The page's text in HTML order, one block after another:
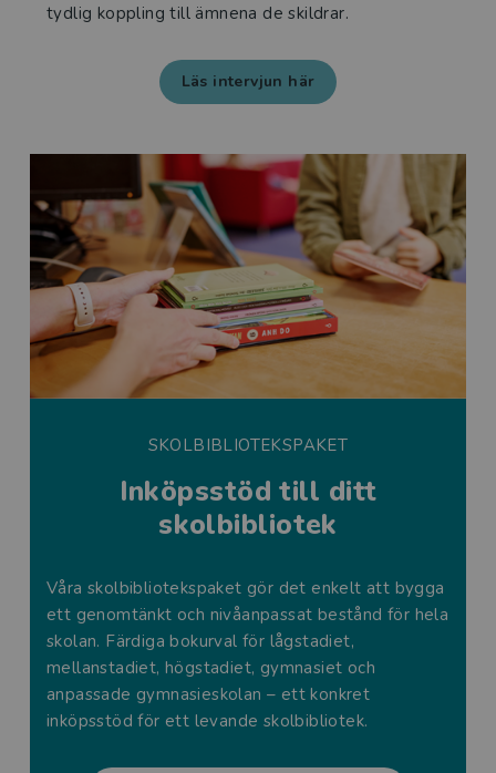
tydlig koppling till ämnena de skildrar.
Läs intervjun här
SKOLBIBLIOTEKSPAKET
Inköpsstöd till ditt
skolbibliotek
Våra skolbibliotekspaket gör det enkelt att bygga
ett genomtänkt och nivåanpassat bestånd för hela
skolan. Färdiga bokurval för lågstadiet,
mellanstadiet, högstadiet, gymnasiet och
anpassade gymnasieskolan – ett konkret
inköpsstöd för ett levande skolbibliotek.